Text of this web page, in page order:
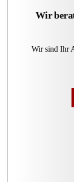
Wir
Wir sind Ihr